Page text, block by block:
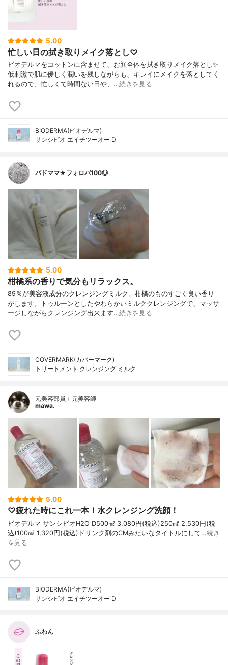
5.00
忙しい日の拭き取りメイク落とし♡
ビオデルマをコットンに含ませて、お顔全体を拭き取りメイク落とし✨
低刺激で肌に優しく潤いを残しながらも、キレイにメイクを落としてく
れるので、忙しくて時間ない日や、…続きを見る
BIODERMA(ビオデルマ)
サンシビオ エイチツーオー D
バドママ★フォロバ100◎
5.00
柑橘系の香りで気分もリラックス。
89％が美容液成分のクレンジングミルク。柑橘のものすごく良い香り
がします。トゥルーンとしたやわらかいミルククレンジングで、マッサ
ージしながらクレンジング出来ます…続きを見る
COVERMARK(カバーマーク)
トリートメント クレンジング ミルク
元美容部員＋元美容師
mawa.
5.00
♡疲れた時にこれ一本！水クレンジング洗顔！
ビオデルマ サンシビオH2O D500㎖ 3,080円(税込)250㎖ 2,530円(税
込)100㎖ 1,320円(税込)ドリンク剤のCMみたいなタイトルにして…続き
を見る
BIODERMA(ビオデルマ)
サンシビオ エイチツーオー D
ふわん